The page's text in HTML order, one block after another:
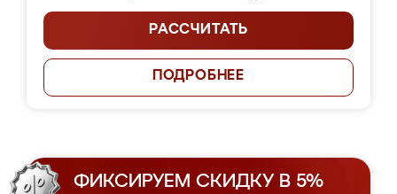
РАССЧИТАТЬ
ПОДРОБНЕЕ
ФИКСИРУЕМ СКИДКУ В 5%